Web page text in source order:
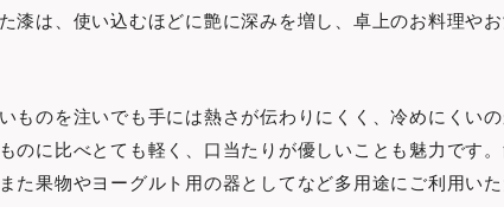
漆は、使い込むほどに艶に深みを増し、卓上のお料理やお
ものを注いでも手には熱さが伝わりにくく、冷めにくい
のに比べとても軽く、口当たりが優しいことも魅力です
た果物やヨーグルト用の器としてなど多用途にご利用いた